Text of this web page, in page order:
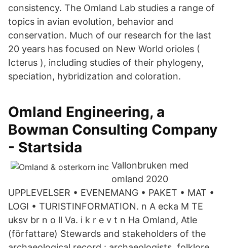
consistency. The Omland Lab studies a range of
topics in avian evolution, behavior and
conservation. Much of our research for the last
20 years has focused on New World orioles (
Icterus ), including studies of their phylogeny,
speciation, hybridization and coloration.
Omland Engineering, a
Bowman Consulting Company
- Startsida
Vallonbruken med
omland 2020
UPPLEVELSER • EVENEMANG • PAKET • MAT •
LOGI • TURISTINFORMATION. n A ecka M TE
uksv br n o ll Va. i k r e v t n Ha Omland, Atle
(författare) Stewards and stakeholders of the